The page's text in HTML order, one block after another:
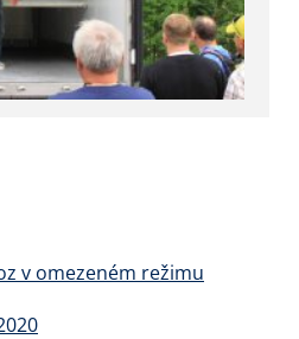
v omezeném režimu